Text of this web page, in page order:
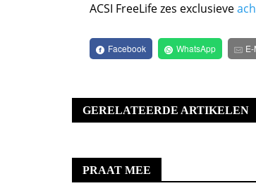
ACSI FreeLife zes exclusieve
Facebook WhatsApp
GERELATEERDE ARTIKELEN
PRAAT MEE